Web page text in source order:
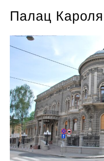
Палац